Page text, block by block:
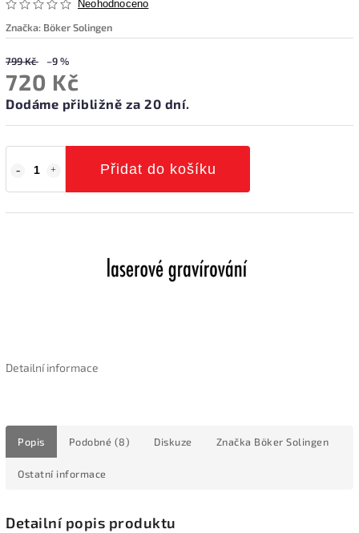
Neohodnoceno
Značka: Böker Solingen
799 Kč –9 %
720 Kč
Dodáme přibližně za 20 dní.
Přidat do košíku
Detailní informace
Popis Podobné (8) Diskuze Značka Böker Solingen
Ostatní informace
Detailní popis produktu